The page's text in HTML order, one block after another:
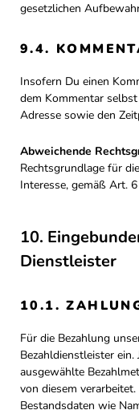
gesetzlichen
9.4.
Insofern Du einen
dem Kommentar
Adresse sowie den
Abweichende
Rechtsgrundlage für
Interesse, gemäß Art.
10.
Dienstleister
10.1.
Für die Bezahlung
Bezahldienstleister
ausgewählte
von diesem
Bestandsdaten wie